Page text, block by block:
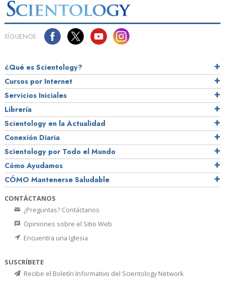
SÍGUENOS
¿Qué es Scientology?
Cursos por Internet
Servicios Iniciales
Librería
Scientology en la Actualidad
Conexión Diaria
Scientology por Todo el Mundo
Cómo Ayudamos
CÓMO Mantenerse Saludable
CONTÁCTANOS
¿Preguntas? Contáctanos
Opiniones sobre el Sitio Web
Encuentra una Iglesia
SUSCRÍBETE
Recibe el Boletín Informativo del Scientology Network